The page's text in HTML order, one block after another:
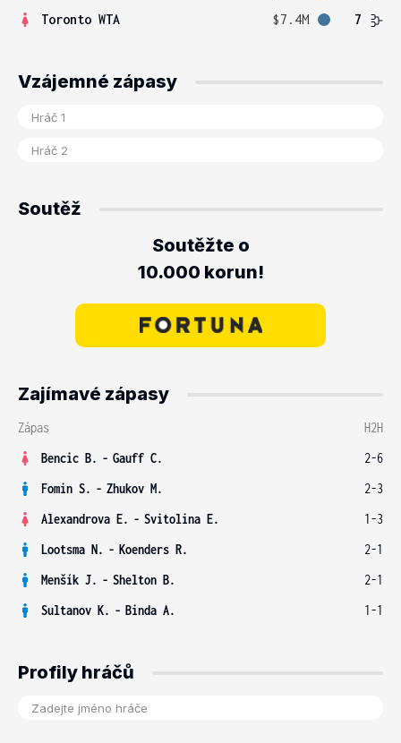
Toronto WTA
$7.4M 7
Vzájemné zápasy
Soutěž
Soutěžte o
10.000 korun!
Zajímavé zápasy
Zápas
H2H
Bencic B. - Gauff C.
2-6
Fomin S. - Zhukov M.
2-3
Alexandrova E. - Svitolina E.
1-3
Lootsma N. - Koenders R.
2-1
Menšík J. - Shelton B.
2-1
Sultanov K. - Binda A. 1-1
Profily hráčů